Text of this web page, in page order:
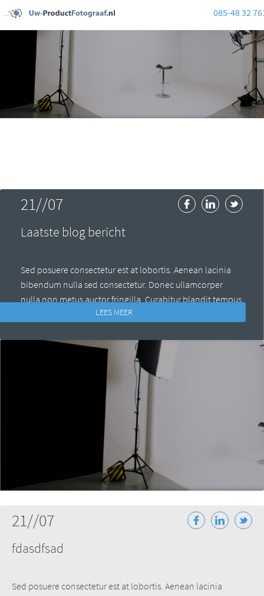
085-48 32
21//07
Laatste blog bericht
Sed posuere consectetur est at lobortis. Aenean lacinia
bibendum nulla sed consectetur. Donec ullamcorper
nulla non metus auctor fringilla. Curabitur blandit tempus
porttitor. Sed posuere consectetur ...
LEES MEER
21//07
fdasdfsad
Sed posuere consectetur est at lobortis. Aenean lacinia